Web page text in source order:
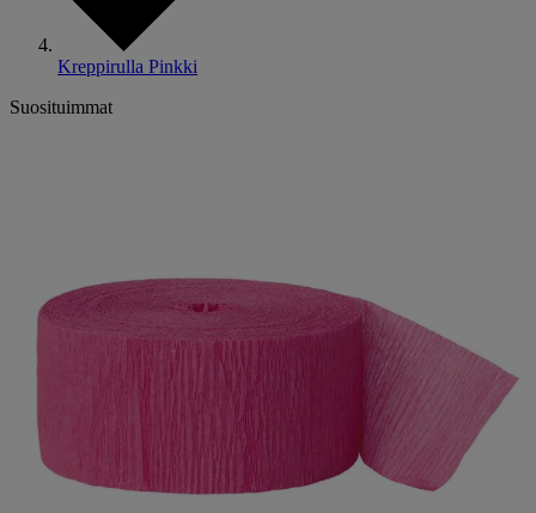
Kreppirulla Pinkki
Suosituimmat